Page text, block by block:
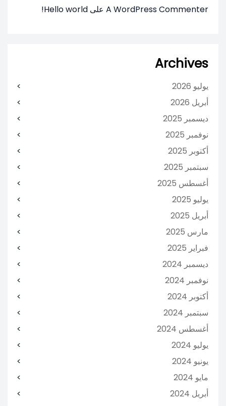
A WordPress Commenter على Hello world!
Archives
يوليو 2026
أبريل 2026
ديسمبر 2025
نوفمبر 2025
أكتوبر 2025
سبتمبر 2025
أغسطس 2025
يوليو 2025
أبريل 2025
مارس 2025
فبراير 2025
ديسمبر 2024
نوفمبر 2024
أكتوبر 2024
سبتمبر 2024
أغسطس 2024
يوليو 2024
يونيو 2024
مايو 2024
أبريل 2024